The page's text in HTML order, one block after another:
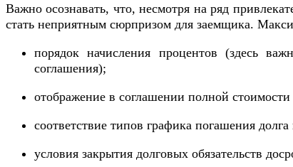
Важно осознавать, что, несмотря на ряд
стать неприятным сюрпризом для заемщика.
порядок начисления процентов (здесь
соглашения);
отображение в соглашении полной стоимости
соответствие типов графика погашения
условия закрытия долговых обязательств